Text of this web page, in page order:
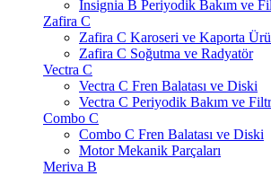
İnsignia B Periyodik Bakım ve
Zafira C
Zafira C Karoseri ve Kaporta
Zafira C Soğutma ve Radyatör
Vectra C
Vectra C Fren Balatası ve Diski
Vectra C Periyodik Bakım ve
Combo C
Combo C Fren Balatası ve Diski
Motor Mekanik Parçaları
Meriva B